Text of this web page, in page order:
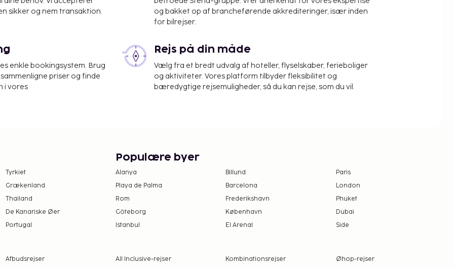
Fortaleza (FOR-Pinto
antal timer.
tillægsgebyr (døgnet
eller du kan nyde
og depositummer
indtjekning. Ved
rejser med en
eller værge – ud
sikker og nem transaktion.
og bakket op af brancheførende akkrediteringer, især inden
for bilrejser.
enkle bookingsystem. Brug
priser og finde
i vores
Rejs på din måde
Vælg fra et bredt udvalg af hoteller, flyselskaber, ferieboliger
og aktiviteter. Vores platform tilbyder fleksibilitet og
bæredygtige rejsemuligheder, så du kan rejse, som du vil.
Tyrkiet
Grækenland
Thailand
De Kanariske Øer
Portugal
Populære byer
Alanya Billund
Paris
Playa de Palma
Barcelona
London
Rom
Frederikshavn
Phuket
Göteborg
København
Dubai
Istanbul
El Arenal Side
Afbudsrejser All Inclusive-rejser Kombinationsrejser
Øhop-rejser